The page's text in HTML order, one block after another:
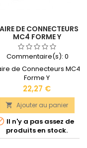
DE CONNECTEURS
MC4 FORME Y
Commentaire(s): 0
de Connecteurs MC4
Forme Y
Prix
22,27 €
 Ajouter au panier
Il n'y a pas assez de
produits en stock.